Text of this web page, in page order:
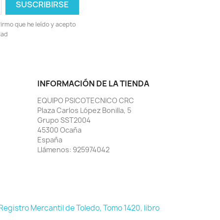
que he leído y acepto
INFORMACIÓN DE LA TIENDA
EQUIPO PSICOTECNICO CRC
Plaza Carlos López Bonilla, 5
Grupo SST2004
45300 Ocaña
España
Llámenos: 925974042
Mercantil de Toledo, Tomo 1420, libro